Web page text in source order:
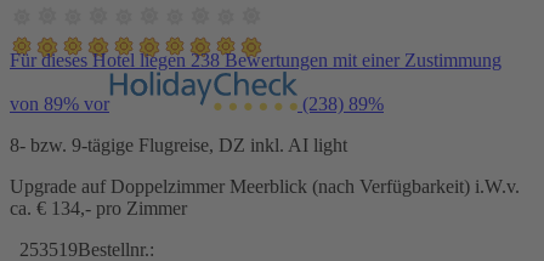
Für dieses Hotel liegen 238 Bewertungen mit einer Zustimmung
von 89% vor (238) 89%
8- bzw. 9-tägige Flugreise, DZ inkl. AI light
Upgrade auf Doppelzimmer Meerblick (nach Verfügbarkeit) i.W.v.
ca. € 134,- pro Zimmer
253519Bestellnr.: